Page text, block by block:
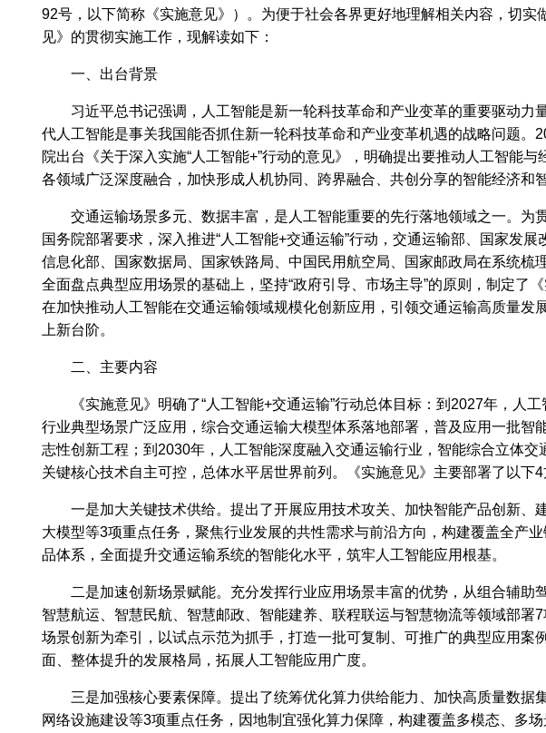
92号，以下简称《实施意见》）。为便于社会各界更好地理解相关内容，切实
见》的贯彻实施工作，现解读如下：
一、出台背景
习近平总书记强调，人工智能是新一轮科技革命和产业变革的重要驱动力
代人工智能是事关我国能否抓住新一轮科技革命和产业变革机遇的战略问题。
院出台《关于深入实施“人工智能+”行动的意见》，明确提出要推动人工智能与
各领域广泛深度融合，加快形成人机协同、跨界融合、共创分享的智能经济和
交通运输场景多元、数据丰富，是人工智能重要的先行落地领域之一。为
国务院部署要求，深入推进“人工智能+交通运输”行动，交通运输部、国家发展
信息化部、国家数据局、国家铁路局、中国民用航空局、国家邮政局在系统梳
全面盘点典型应用场景的基础上，坚持“政府引导、市场主导”的原则，制定了
在加快推动人工智能在交通运输领域规模化创新应用，引领交通运输高质量发
上新台阶。
二、主要内容
《实施意见》明确了“人工智能+交通运输”行动总体目标：到2027年，人
行业典型场景广泛应用，综合交通运输大模型体系落地部署，普及应用一批智
志性创新工程；到2030年，人工智能深度融入交通运输行业，智能综合立体交
关键核心技术自主可控，总体水平居世界前列。《实施意见》主要部署了以下4
一是加大关键技术供给。提出了开展应用技术攻关、加快智能产品创新、
大模型等3项重点任务，聚焦行业发展的共性需求与前沿方向，构建覆盖全产
品体系，全面提升交通运输系统的智能化水平，筑牢人工智能应用根基。
二是加速创新场景赋能。充分发挥行业应用场景丰富的优势，从组合辅助
智慧航运、智慧民航、智慧邮政、智能建养、联程联运与智慧物流等领域部署
场景创新为牵引，以试点示范为抓手，打造一批可复制、可推广的典型应用案
面、整体提升的发展格局，拓展人工智能应用广度。
三是加强核心要素保障。提出了统筹优化算力供给能力、加快高质量数据
网络设施建设等3项重点任务，因地制宜强化算力保障，构建覆盖多模态、多